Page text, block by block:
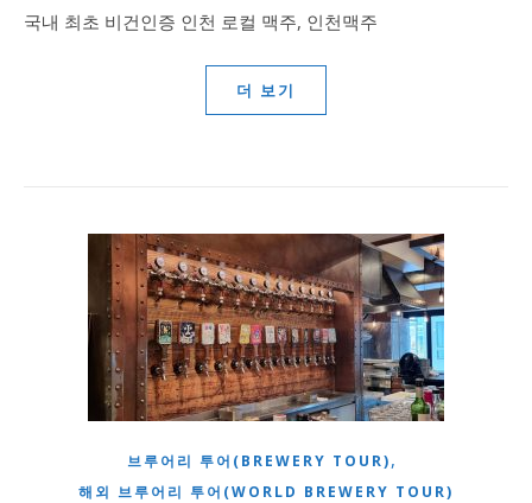
국내 최초 비건인증 인천 로컬 맥주, 인천맥주
더 보기
브루어리 투어(BREWERY TOUR),
해외 브루어리 투어(WORLD BREWERY TOUR)